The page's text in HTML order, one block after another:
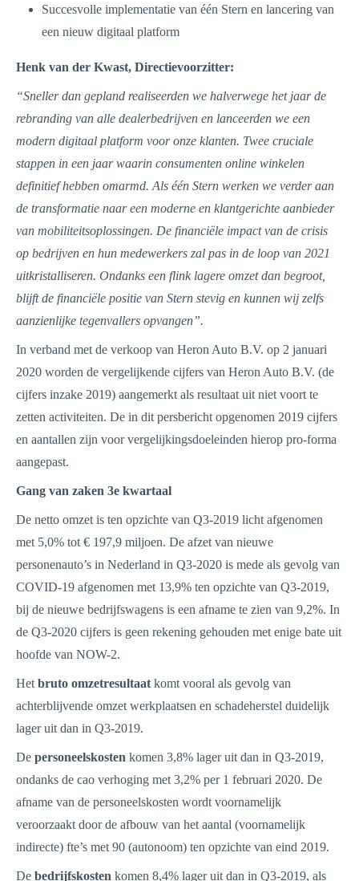
Succesvolle implementatie van één Stern en lancering van
een nieuw digitaal platform
Henk van der Kwast, Directievoorzitter:
“Sneller dan gepland realiseerden we halverwege het jaar de
rebranding van alle dealerbedrijven en lanceerden we een
modern digitaal platform voor onze klanten. Twee cruciale
stappen in een jaar waarin consumenten online winkelen
definitief hebben omarmd. Als één Stern werken we verder aan
de transformatie naar een moderne en klantgerichte aanbieder
van mobiliteitsoplossingen. De financiële impact van de crisis
op bedrijven en hun medewerkers zal pas in de loop van 2021
uitkristalliseren. Ondanks een flink lagere omzet dan begroot,
blijft de financiële positie van Stern stevig en kunnen wij zelfs
aanzienlijke tegenvallers opvangen”.
In verband met de verkoop van Heron Auto B.V. op 2 januari
2020 worden de vergelijkende cijfers van Heron Auto B.V. (de
cijfers inzake 2019) aangemerkt als resultaat uit niet voort te
zetten activiteiten. De in dit persbericht opgenomen 2019 cijfers
en aantallen zijn voor vergelijkingsdoeleinden hierop pro-forma
aangepast.
Gang van zaken 3e kwartaal
De netto omzet is ten opzichte van Q3-2019 licht afgenomen
met 5,0% tot € 197,9 miljoen. De afzet van nieuwe
personenauto’s in Nederland in Q3-2020 is mede als gevolg van
COVID-19 afgenomen met 13,9% ten opzichte van Q3-2019,
bij de nieuwe bedrijfswagens is een afname te zien van 9,2%. In
de Q3-2020 cijfers is geen rekening gehouden met enige bate uit
hoofde van NOW-2.
Het bruto omzetresultaat komt vooral als gevolg van
achterblijvende omzet werkplaatsen en schadeherstel duidelijk
lager uit dan in Q3-2019.
De personeelskosten komen 3,8% lager uit dan in Q3-2019,
ondanks de cao verhoging met 3,2% per 1 februari 2020. De
afname van de personeelskosten wordt voornamelijk
veroorzaakt door de afbouw van het aantal (voornamelijk
indirecte) fte’s met 90 (autonoom) ten opzichte van eind 2019.
De bedrijfskosten komen 8,4% lager uit dan in Q3-2019, als